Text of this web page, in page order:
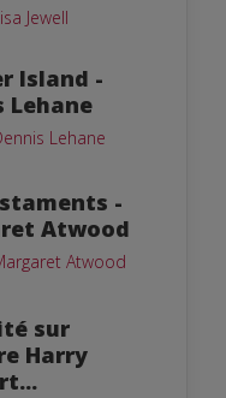
Jewell
Island -
Lehane
Lehane
-
Atwood
Atwood
sur
Harry